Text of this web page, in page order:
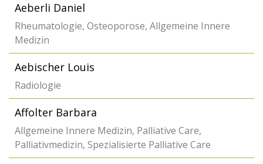
Aeberli Daniel
Rheumatologie, Osteoporose, Allgemeine Innere
Medizin
Aebischer Louis
Radiologie
Affolter Barbara
Allgemeine Innere Medizin, Palliative Care,
Palliativmedizin, Spezialisierte Palliative Care